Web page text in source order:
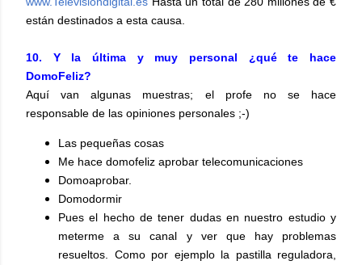
están destinados a esta causa.
10. Y la última y muy personal ¿qué te hace
DomoFeliz?
Aquí van algunas muestras; el profe no se hace
responsable de las opiniones personales ;-)
Las pequeñas cosas
Me hace domofeliz aprobar telecomunicaciones
Domoaprobar.
Domodormir
Pues el hecho de tener dudas en nuestro estudio y
meterme a su canal y ver que hay problemas
resueltos. Como por ejemplo la pastilla reguladora,